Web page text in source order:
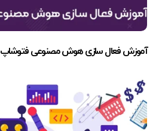
آموزش فعال سازی هوش مصنوعی فتوشاپ